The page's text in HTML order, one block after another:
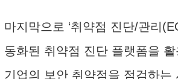
마지막으로 ‘취약점 진단/관리
동화된 취약점 진단 플랫폼을
기업의 보안 취약점을 점검하는